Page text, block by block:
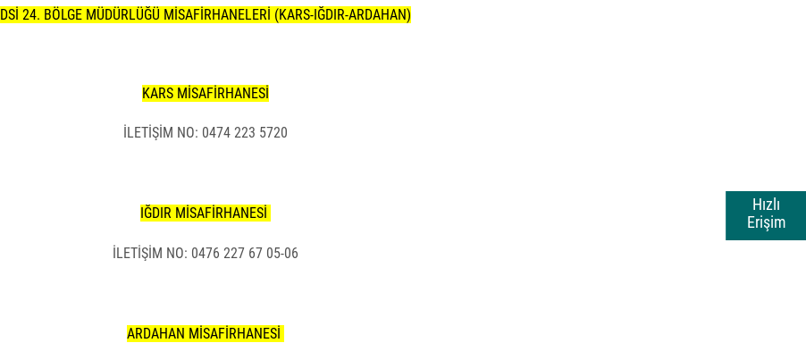
Hızlı
Erişim
DSİ 24. BÖLGE MÜDÜRLÜĞÜ MİSAFİRHANELERİ (KARS-IĞDIR-ARDAHAN)
KARS MİSAFİRHANESİ
İLETİŞİM NO: 0474 223 5720
IĞDIR MİSAFİRHANESİ
İLETİŞİM NO: 0476 227 67 05-06
ARDAHAN MİSAFİRHANESİ